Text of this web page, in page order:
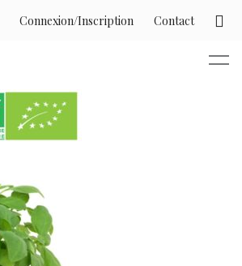
Connexion/Inscription Contact